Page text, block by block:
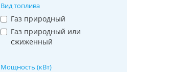
Вид топлива
Газ природный
Газ природный или
сжиженный
Мощность (кВт)